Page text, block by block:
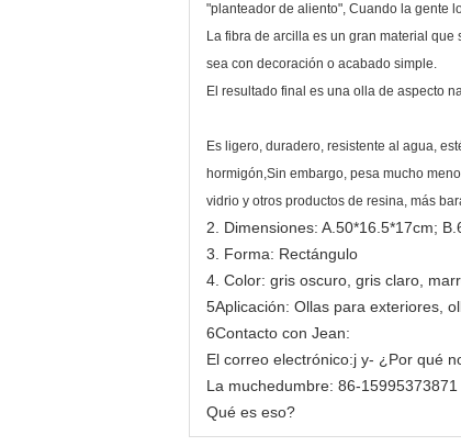
"planteador de aliento", Cuando la gente
La fibra de arcilla es un gran material
sea con decoración o acabado simple.
El resultado final es una olla de aspecto
Es ligero, duradero, resistente al agua,
hormigón,Sin embargo, pesa mucho
vidrio y otros productos de resina, más
2. Dimensiones: A.50*16.5*17cm;
3. Forma: Rectángulo
4. Color: gris oscuro, gris claro,
5Aplicación: Ollas para exteriores,
6Contacto con Jean:
El correo electrónico:j y- ¿Por qué
La muchedumbre: 86-15995373871
Qué es eso?